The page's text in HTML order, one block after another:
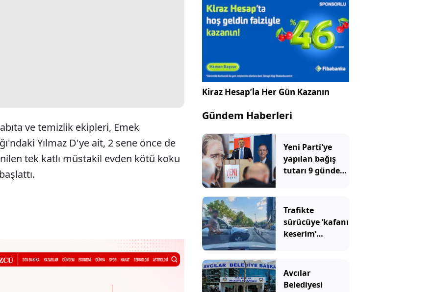
ve temizlik ekipleri, Emek
Yılmaz D'ye ait, 2 sene önce de
tek katlı müstakil evden kötü koku
Kiraz Hesap’la Her Gün Kazanın
Gündem Haberleri
Yeni Parti'ye
yapılan bağış
tutarı 9 günde
Trafikte
sürücüye ‘kafanı
keserim’
Avcılar
Belediyesi